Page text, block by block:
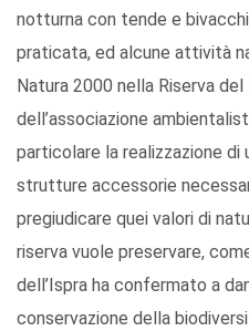
notturna con tende e
praticata, ed alcune attività
Natura 2000 nella Riserva del
dell’associazione
particolare la realizzazione
strutture accessorie
pregiudicare quei valori di
riserva vuole preservare,
dell’Ispra ha confermato a
conservazione della